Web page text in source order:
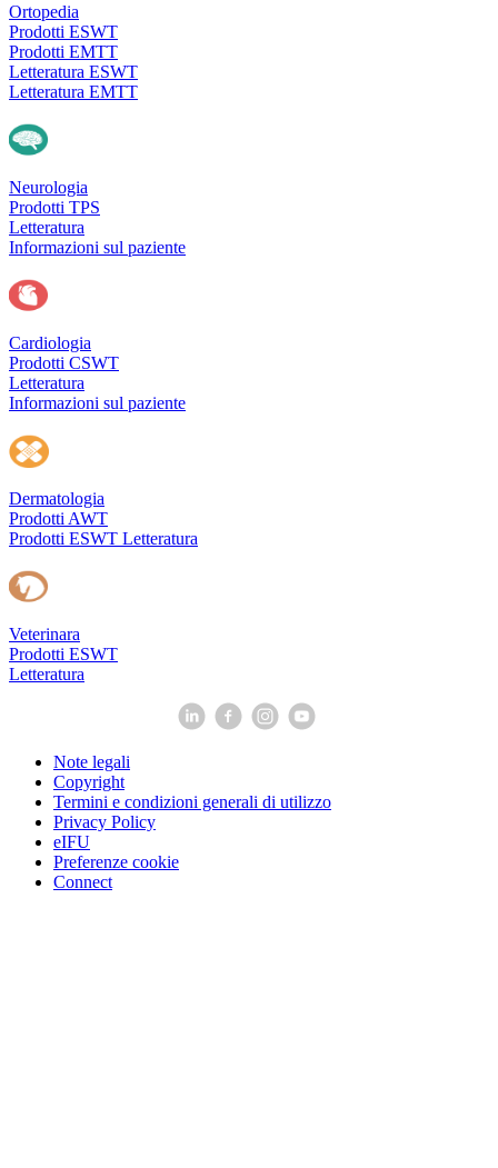
Ortopedia
Prodotti ESWT
Prodotti EMTT
Letteratura ESWT
Letteratura EMTT
Neurologia
Prodotti TPS
Letteratura
Informazioni sul paziente
Cardiologia
Prodotti CSWT
Letteratura
Informazioni sul paziente
Dermatologia
Prodotti AWT
Prodotti ESWT Letteratura
Veterinara
Prodotti ESWT
Letteratura
Note legali
Copyright
Termini e condizioni generali di utilizzo
Privacy Policy
eIFU
Preferenze cookie
Connect